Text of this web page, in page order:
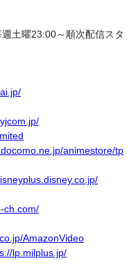
土曜23:00～順次配信スタ
animestore/tp
ch.com/
AmazonVideo
lp.milplus.jp/